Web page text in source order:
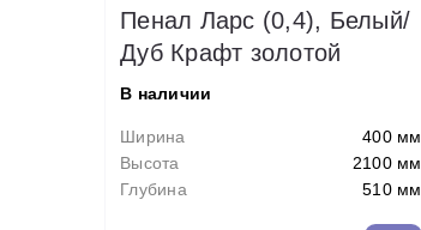
Пенал Ларс (0,4), Белый/
Дуб Крафт золотой
В наличии
Ширина
400 мм
Высота
2100 мм
Глубина
510 мм